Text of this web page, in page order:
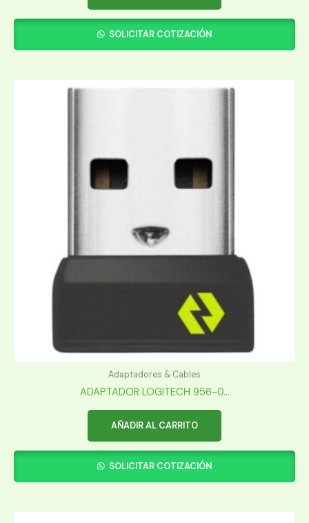
SOLICITAR COTIZACIÓN
Adaptadores & Cables
ADAPTADOR LOGITECH 956-0...
AÑADIR AL CARRITO
SOLICITAR COTIZACIÓN